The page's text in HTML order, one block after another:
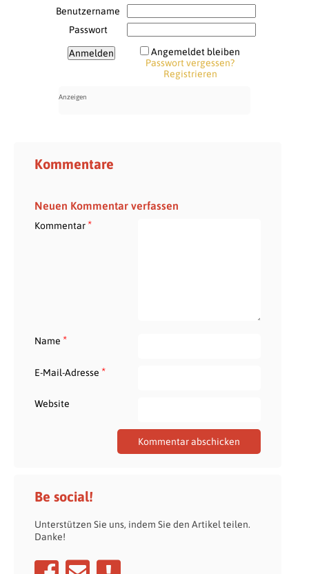
Benutzername
Passwort
Angemeldet bleiben
Passwort vergessen?
Registrieren
Kommentare
Neuen Kommentar verfassen
Kommentar*
Name *
E-Mail-Adresse *
Website
Be social!
Unterstützen Sie uns, indem Sie den Artikel teilen.
Danke!